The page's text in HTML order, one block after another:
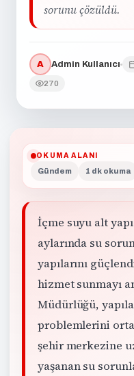
sorunu çözüldü.
A Admin Kullanıcı
270
OKUMA ALANI
Gündem 1 dk okuma
İçme suyu alt
aylarında su
yapılarını
hizmet sunmayı
Müdürlüğü,
problemlerini
şehir merkezine
yaşanan su